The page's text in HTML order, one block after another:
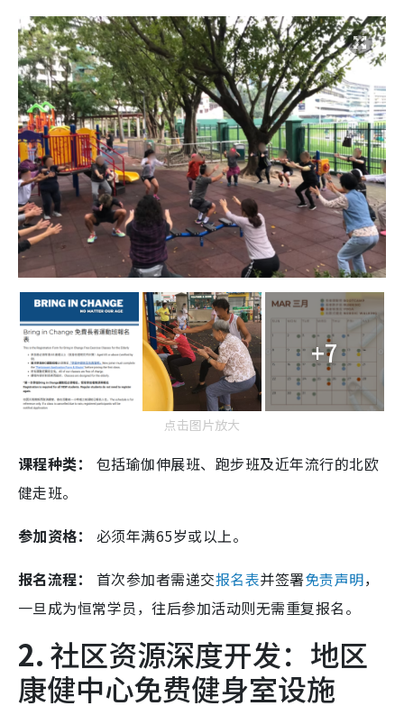
+7
点击图片放大
课程种类：
包括瑜伽伸展班、跑步班及近年流行的北欧
健走班。
参加资格：
必须年满65岁或以上。
报名流程：
首次参加者需递交报名表并签署免责声明，
一旦成为恒常学员，往后参加活动则无需重复报名。
2.社区资源深度开发：地区
康健中心免费健身室设施